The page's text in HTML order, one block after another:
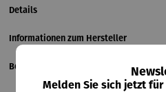
Details
Informationen zum Hersteller
Bewertungen
Melden Sie sich jetzt